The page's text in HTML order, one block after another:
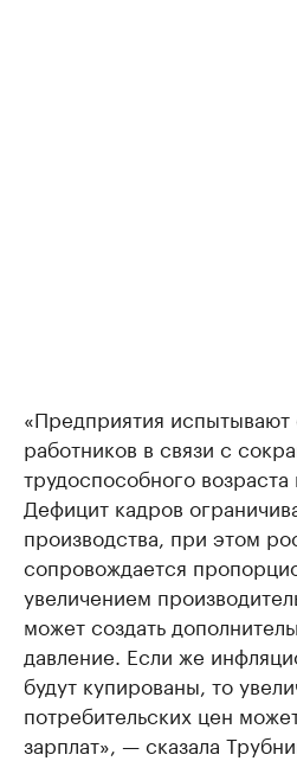
«Предприятия испытывают
работников в связи с
трудоспособного
Дефицит кадров
производства, при этом
сопровождается
увеличением
может создать
давление. Если же
будут купированы, то
потребительских цен
зарплат», — сказала